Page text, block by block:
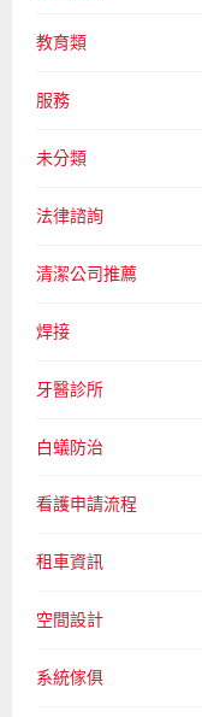
教育類
服務
未分類
法律諮詢
清潔公司推薦
焊接
牙醫診所
白蟻防治
看護申請流程
租車資訊
空間設計
系統傢俱